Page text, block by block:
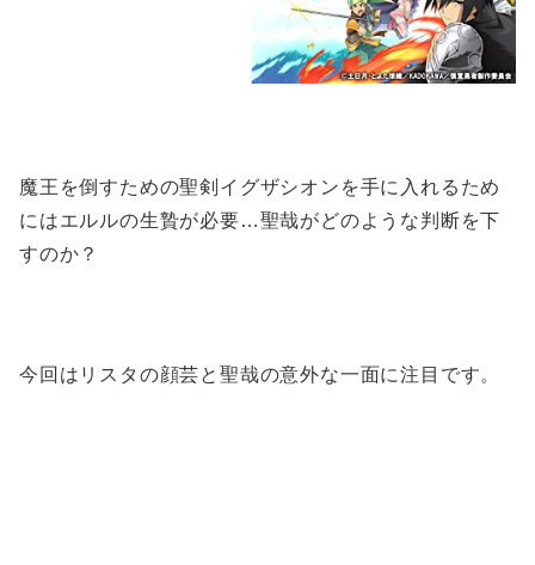
魔王を倒すための聖剣イグザシオンを手に入れるため
にはエルルの生贄が必要…聖哉がどのような判断を下
すのか？
今回はリスタの顔芸と聖哉の意外な一面に注目です。